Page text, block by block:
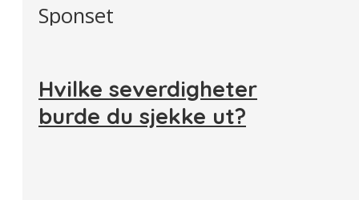
Sponset
Hvilke severdigheter
burde du sjekke ut?